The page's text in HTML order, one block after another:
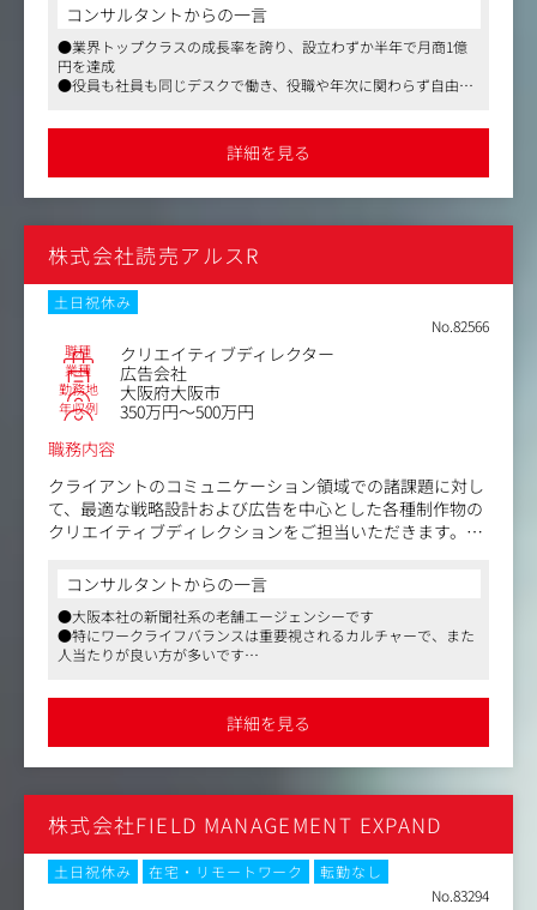
※インハウスのため、商品理解が深まり、改善サイクルを
高速で回せる環境です。
＜入社後の流れ＞
解・顧客理解・構成づくりからスタート。
慣れてきたら、1つの商品の広告コピーを一人で担当し、
企画～改善まで一貫して携わります。
【具体的には】
■記事制作：訴求軸の立案、ライティング、簡易的な画
像・動画制作
■市場調査：広告ディレクターと連携した顧客ニーズや競
■効果検証：配信データに基づき「離脱箇所」や「読了
率」を分析し改善案を反映
コンサルタントからの一言
●業界トップクラスの成長率を誇り、設立わずか半年で月商1億
円を達成
●役員も社員も同じデスクで働き、役職や年次に関わらず自由に
イル・ピアスなど自由です。詳細を見る
株式会社読売アルスR
土日祝休み
No.82566
職種 クリエイティブディレクター
業種 広告会社
勤務地 大阪府大阪市
年収例
350万円～500万円
職務内容
クライアントのコミュニケーション領域での諸課題に対し
て、最適な戦略設計および広告を中心とした各種制作物の
クリエイティブディレクションをご担当いただきます。
クリエイティブパートのプロフェッショナル・責任者とし
て、ヒアリングから、企画立案、コミュニケーション設
計、クリエイティブ制作（TVCM、グラフィック、WEB広
告・SNS等）、クライアントへのプレゼンテーション、納
品まで、一貫して携わっていただきます。
・マス広告やSPツール、デジタルなど、多岐にわたるエン
ル・進行管理、予算管理等、クリエイティブに関する全業
務を担当）
・コミュニケーション全体を貫くコアアイディアの開発、
コンサルタントからの一言
●大阪本社の新聞社系の老舗エージェンシーです
●特にワークライフバランスは重要視されるカルチャーで、また
人当たりが良い方が多いです
詳細を見る
株式会社FIELD MANAGEMENT EXPAND
土日祝休み 在宅・リモートワーク
転勤なし
No.83294